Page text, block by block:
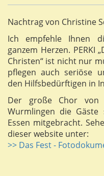
Nachtrag von Christine
Ich empfehle Ihnen
ganzem Herzen. PERKI
Christen“ ist nicht nur
pflegen auch seriöse
den Hilfsbedürftigen in
Der große Chor von
Wurmlingen die Gäste
Essen mitgebracht.
dieser website unter:
>> Das Fest -